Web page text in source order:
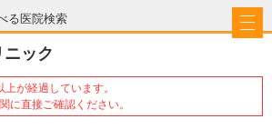
る医院検索
ック
が経過しています。
に直接ご確認ください。